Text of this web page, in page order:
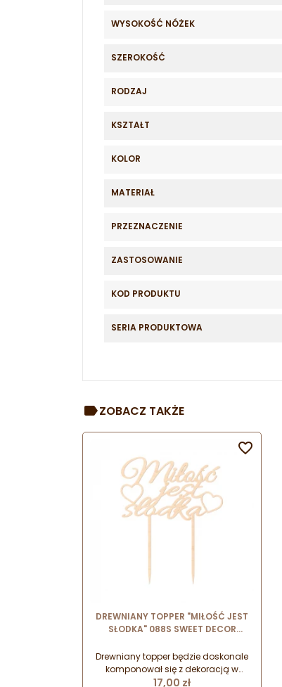
WYSOKOŚĆ NÓŻEK
SZEROKOŚĆ
RODZAJ
KSZTAŁT
KOLOR
MATERIAŁ
PRZEZNACZENIE
ZASTOSOWANIE
KOD PRODUKTU
SERIA PRODUKTOWA
ZOBACZ TAKŻE
DREWNIANY TOPPER "MIŁOŚĆ JEST
SŁODKA" 088S SWEET DECOR
brzozowej
Drewniany topper będzie doskonale
komponował się z dekoracją w
każdym kolorze, idealnie sprawdzi
Cena
17,00 zł
